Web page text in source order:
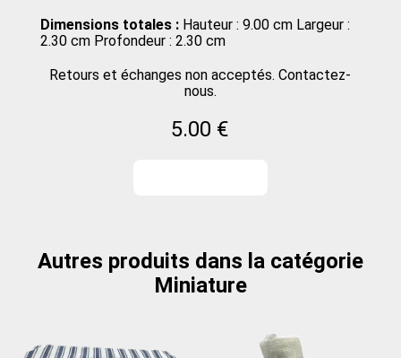
Dimensions totales : Hauteur : 9.00 cm Largeur :
2.30 cm Profondeur : 2.30 cm
Retours et échanges non acceptés. Contactez-
nous.
5.00 €
Autres produits dans la catégorie
Miniature